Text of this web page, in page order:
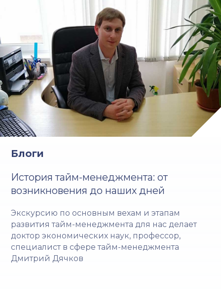
Блоги
История тайм-менеджмента: от
возникновения до наших дней
Экскурсию по основным вехам и этапам
развития тайм-менеджмента для нас делает
доктор экономических наук, профессор,
специалист в сфере тайм-менеджмента
Дмитрий Дячков